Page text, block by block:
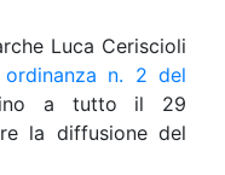
Luca Ceriscioli
ordinanza n. 2 del
a tutto il 29
la diffusione del